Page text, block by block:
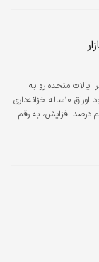
بهره را کاهش نخواهد
ایالات متحده رو به
افزایش بوده‌اند. نرخ سود اوراق ۱۰ساله خزانه‌داری
درصد افزایش، به رقم